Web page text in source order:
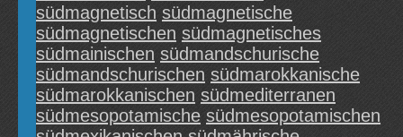
südmagnetisch südmagnetische
südmagnetischen südmagnetisches
südmainischen südmandschurische
südmandschurischen südmarokkanische
südmarokkanischen südmediterranen
südmesopotamische südmesopotamischen